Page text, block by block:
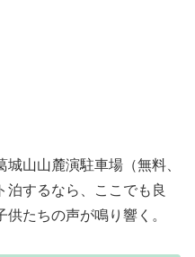
山山麓演駐車場（無料、
泊するなら、ここでも良
たちの声が鳴り響く。